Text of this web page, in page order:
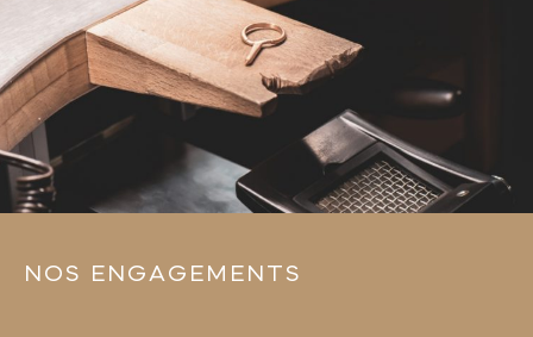
NOS ENGAGEMENTS